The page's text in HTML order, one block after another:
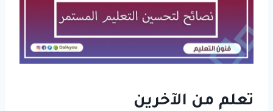
تعلم من الآخرين